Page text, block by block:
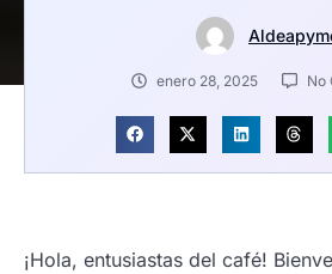
enero 28, 2025 No
¡Hola, entusiastas del café!